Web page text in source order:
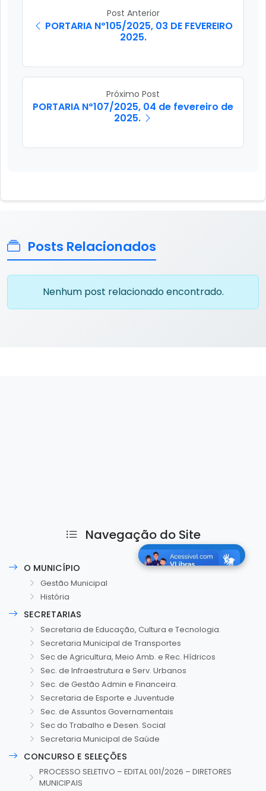
Post Anterior
PORTARIA Nº105/2025, 03 DE FEVEREIRO
2025.
Próximo Post
PORTARIA Nº107/2025, 04 de fevereiro de
2025.
Posts Relacionados
Nenhum post relacionado encontrado.
Navegação do Site
O MUNICÍPIO
Gestão Municipal
História
SECRETARIAS
Secretaria de Educação, Cultura e Tecnologia.
Secretaria Municipal de Transportes
Sec de Agricultura, Meio Amb. e Rec. Hídricos
Sec. de Infraestrutura e Serv. Urbanos
Sec. de Gestão Admin e Financeira.
Secretaria de Esporte e Juventude
Sec. de Assuntos Governamentais
Sec do Trabalho e Desen. Social
Secretaria Municipal de Saúde
CONCURSO E SELEÇÕES
PROCESSO SELETIVO – EDITAL 001/2026 – DIRETORES
MUNICIPAIS